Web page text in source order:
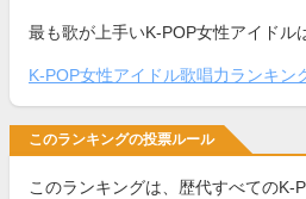
最も歌が上手いK-POP女性アイドル
K-POP女性アイドル歌唱力ランキン
このランキングの投票ルール
このランキングは、歴代すべてのK-